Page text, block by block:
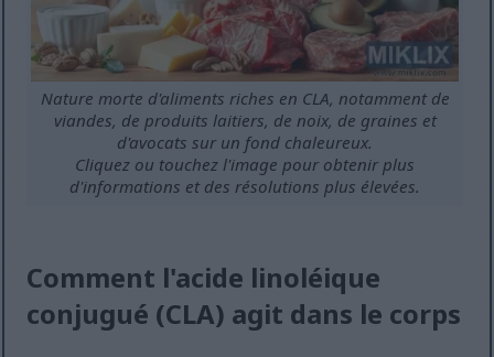
Nature morte d'aliments riches en CLA, notamment de
viandes, de produits laitiers, de noix, de graines et
d'avocats sur un fond chaleureux.
Cliquez ou touchez l'image pour obtenir plus
d'informations et des résolutions plus élevées.
Comment l'acide linoléique
conjugué (CLA) agit dans le corps